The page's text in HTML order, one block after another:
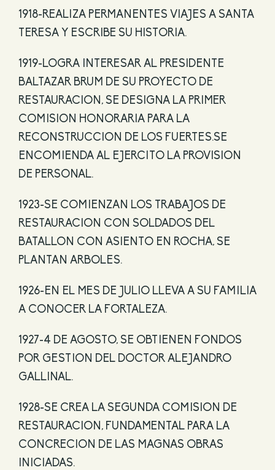
1918-REALIZA PERMANENTES VIAJES A SANTA
TERESA Y ESCRIBE SU HISTORIA.
1919-LOGRA INTERESAR AL PRESIDENTE
BALTAZAR BRUM DE SU PROYECTO DE
RESTAURACION, SE DESIGNA LA PRIMER
COMISION HONORARIA PARA LA
RECONSTRUCCION DE LOS FUERTES.SE
ENCOMIENDA AL EJERCITO LA PROVISION
DE PERSONAL.
1923-SE COMIENZAN LOS TRABAJOS DE
RESTAURACION CON SOLDADOS DEL
BATALLON CON ASIENTO EN ROCHA, SE
PLANTAN ARBOLES.
1926-EN EL MES DE JULIO LLEVA A SU FAMILIA
A CONOCER LA FORTALEZA.
1927-4 DE AGOSTO, SE OBTIENEN FONDOS
POR GESTION DEL DOCTOR ALEJANDRO
GALLINAL.
1928-SE CREA LA SEGUNDA COMISION DE
RESTAURACION, FUNDAMENTAL PARA LA
CONCRECION DE LAS MAGNAS OBRAS
INICIADAS.